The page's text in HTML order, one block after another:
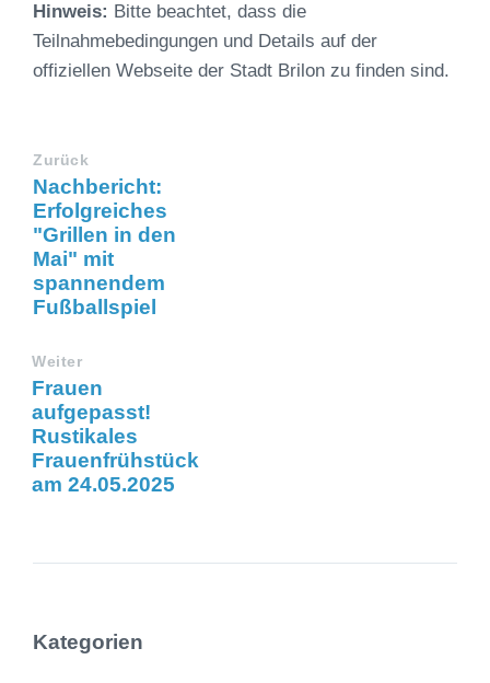
Hinweis: Bitte beachtet, dass die
Teilnahmebedingungen und Details auf der
offiziellen Webseite der Stadt Brilon zu finden sind.
Zurück
Nachbericht:
Erfolgreiches
"Grillen in den
Mai" mit
spannendem
Fußballspiel
Weiter
Frauen
aufgepasst!
Rustikales
Frauenfrühstück
am 24.05.2025
Kategorien